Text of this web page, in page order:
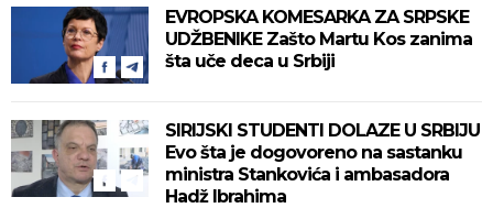
EVROPSKA KOMESARKA ZA SRPSKE
UDŽBENIKE Zašto Martu Kos zanima
šta uče deca u Srbiji
SIRIJSKI STUDENTI DOLAZE U SRBIJU
Evo šta je dogovoreno na sastanku
ministra Stankovića i ambasadora
Hadž Ibrahima